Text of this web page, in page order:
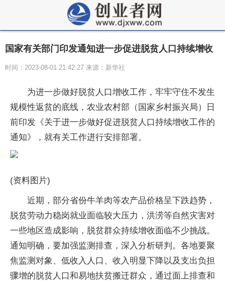
国家有关部门印发通知进一步促进脱贫人口持续增收
时间：2023-08-01 21:42:27 来源：新华社
为进一步做好脱贫人口增收工作，牢牢守住不发生
规模性返贫的底线，农业农村部（国家乡村振兴局）日
前印发《关于进一步做好促进脱贫人口持续增收工作的
通知》，就有关工作进行安排部署。
(资料图片)
近期，部分省份牛羊肉等农产品价格呈下跌趋势，
脱贫劳动力稳岗就业面临较大压力，洪涝等自然灾害对
一些地区造成影响，脱贫群众持续增收面临不少挑战。
通知明确，要加强监测排查，深入分析研判。各地要聚
焦监测对象、低收入人口、收入明显下降以及支出负担
骤增的脱贫人口和易地扶贫搬迁群众，通过面上排查和